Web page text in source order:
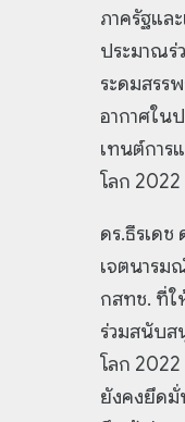
ภาครัฐแล
ประมาณร่
ระดมสรร
อากาศใน
เทนต์การ
โลก
ดร.ธีรเด
เจตนารม
กสทช. ที่ใ
ร่วมสนับส
โลก
ยังคงยึดมั่